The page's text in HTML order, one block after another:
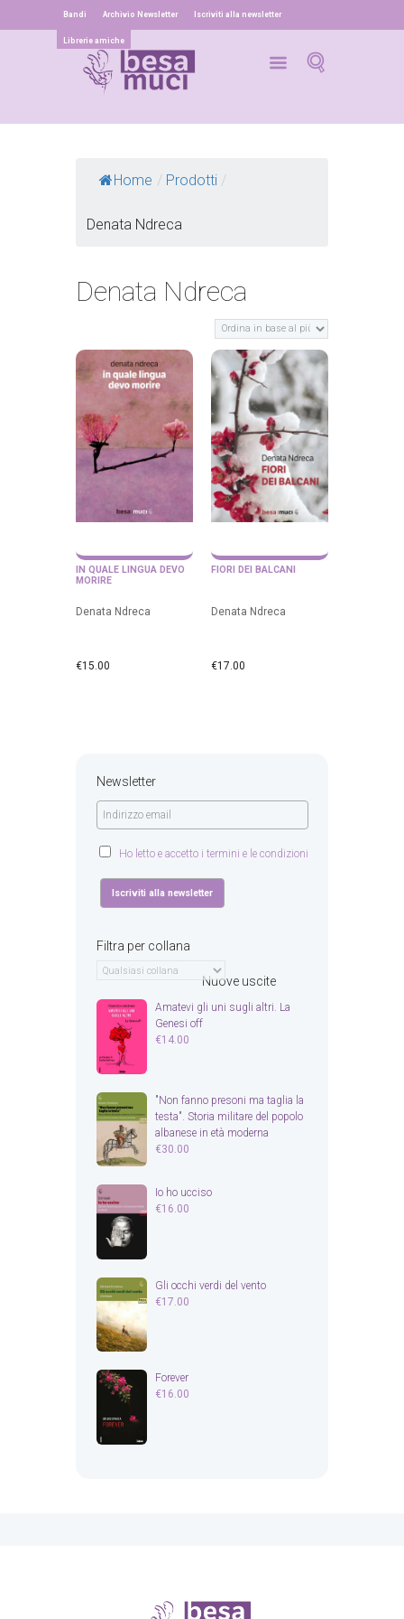
Bandi Archivio Newsletter Iscriviti alla newsletter
Librerie amiche
Home / Prodotti /
Denata Ndreca
Denata Ndreca
IN QUALE LINGUA DEVO
MORIRE
Denata Ndreca
€15.00
FIORI DEI BALCANI
Denata Ndreca
€17.00
Newsletter
Ho letto e accetto i termini e le condizioni
Filtra per collana
Nuove uscite
Amatevi gli uni sugli altri. La
Genesi off
€14.00
"Non fanno presoni ma taglia la
testa". Storia militare del popolo
albanese in età moderna
€30.00
Io ho ucciso
€16.00
Gli occhi verdi del vento
€17.00
Forever
€16.00